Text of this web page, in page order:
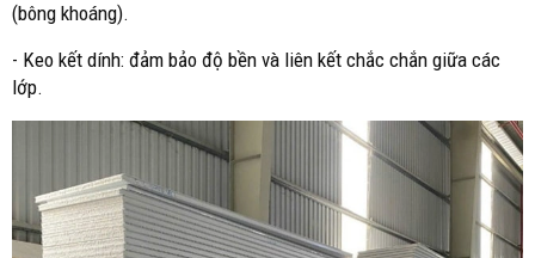
(bông khoáng).
- Keo kết dính: đảm bảo độ bền và liên kết chắc chắn giữa các
lớp.